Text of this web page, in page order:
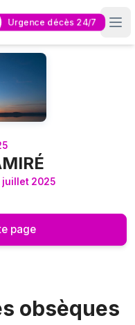
Urgence décès 24/7
juillet 2025
page
obsèques